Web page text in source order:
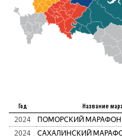
Год Название
2024 ПОМОРСКИЙ МАРАФОН
2024
САХАЛИНСКИЙ